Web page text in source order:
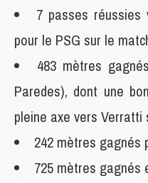
7 passes
pour le PSG sur le
483 mètres
Paredes), dont une
pleine axe vers Verratti
242 mètres gagnés
725 mètres gagnés